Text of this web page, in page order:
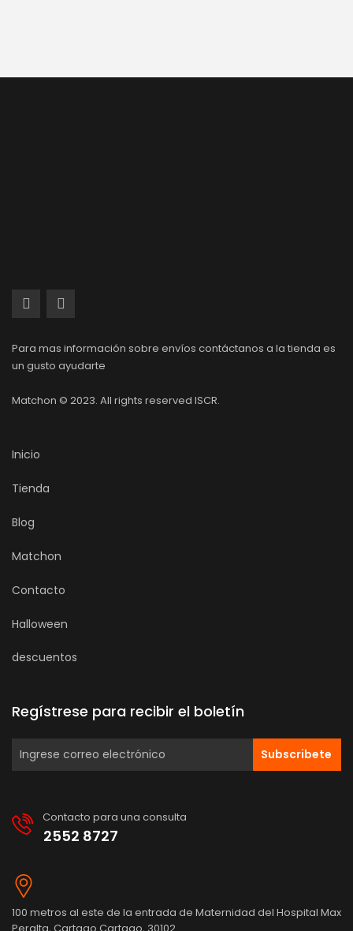
Para mas información sobre envíos contáctanos a la tienda es
un gusto ayudarte
Matchon © 2023. All rights reserved ISCR.
Inicio
Tienda
Blog
Matchon
Contacto
Halloween
descuentos
Regístrese para recibir el boletín
Subscribete
Contacto para una consulta
2552 8727
100 metros al este de la entrada de Maternidad del Hospital Max